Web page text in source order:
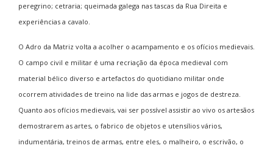
peregrino; cetraria; queimada galega nas tascas da Rua Direita e
experiências a cavalo.
O Adro da Matriz volta a acolher o acampamento e os ofícios medievais.
O campo civil e militar é uma recriação da época medieval com
material bélico diverso e artefactos do quotidiano militar onde
ocorrem atividades de treino na lide das armas e jogos de destreza.
Quanto aos ofícios medievais, vai ser possível assistir ao vivo os artesãos
demostrarem as artes, o fabrico de objetos e utensílios vários,
indumentária, treinos de armas, entre eles, o malheiro, o escrivão, o